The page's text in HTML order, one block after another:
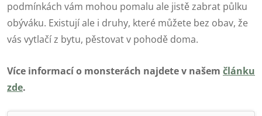
podmínkách vám mohou pomalu ale jistě zabrat půlku
obýváku. Existují ale i druhy, které můžete bez obav, že
vás vytlačí z bytu, pěstovat v pohodě doma.
Více informací o monsterách najdete v našem článku
zde.